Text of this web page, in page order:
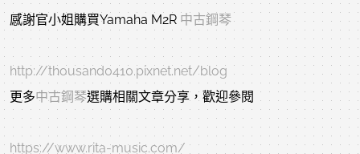
感謝官小姐購買Yamaha M2R 中古鋼琴
http://thousand0410.pixnet.net/blog
更多中古鋼琴選購相關文章分享，歡迎參閱
https://www.rita-music.com/